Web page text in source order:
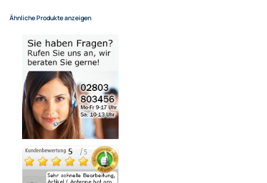
für eine normale Postadresse in Deutschland
Zur Zeit nicht lieferbar!
Variantenauswahl
Ähnliche Produkte anzeigen